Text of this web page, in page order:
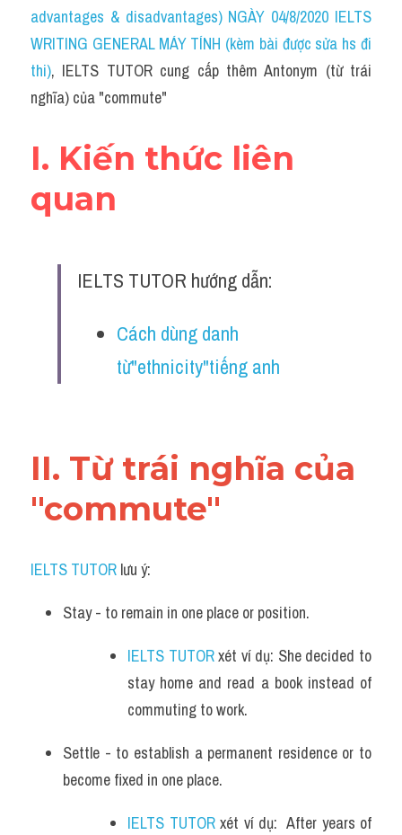
Idiom
Grammar
Collocation
Cách dùng từ
Phân biệt từ
Writing
advantages & disadvantages) NGÀY 04/8/2020 IELTS
WRITING GENERAL MÁY TÍNH (kèm bài được sửa hs đi
thi), IELTS TUTOR cung cấp thêm Antonym (từ trái
nghĩa) của "commute"
I. Kiến thức liên
quan
IELTS TUTOR hướng dẫn:
Cách dùng danh
từ"ethnicity"tiếng anh
II. Từ trái nghĩa của
"commute"
IELTS TUTOR lưu ý:
Stay - to remain in one place or position.
IELTS TUTOR xét ví dụ: She decided to
stay home and read a book instead of
commuting to work.
Settle - to establish a permanent residence or to
become fixed in one place.
IELTS TUTOR xét ví dụ:  After years of